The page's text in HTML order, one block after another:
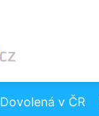
Dovolená v ČR